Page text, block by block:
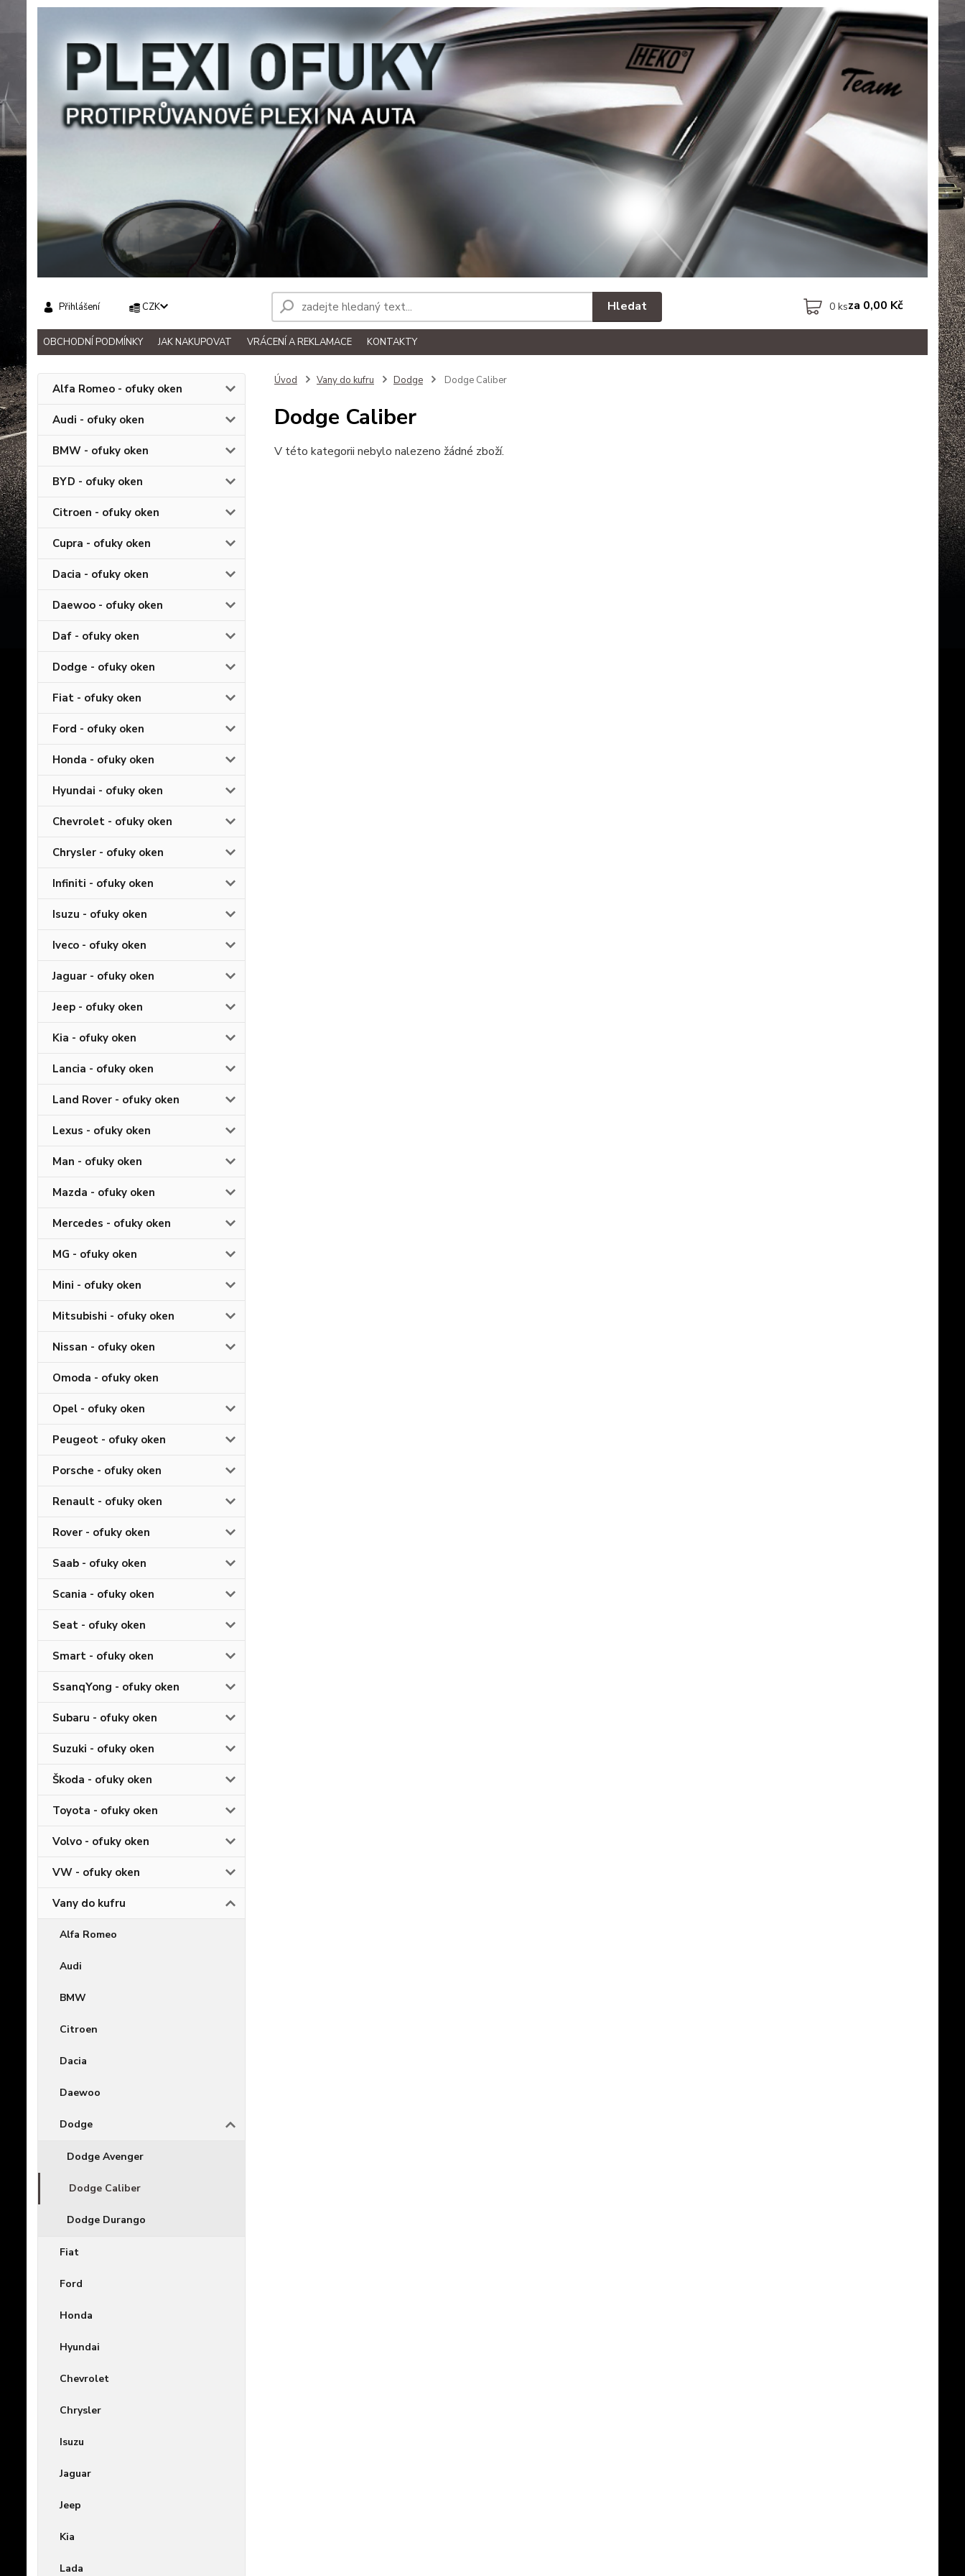
OBCHODNÍ PODMÍNKY JAK NAKUPOVAT VRÁCENÍ A REKLAMACE KONTAKTY
CZK
Přihlášení Hledat 0ksza 0,00 Kč
Alfa Romeo - ofuky oken
Audi - ofuky oken
BMW - ofuky oken
BYD - ofuky oken
Citroen - ofuky oken
Cupra - ofuky oken
Dacia - ofuky oken
Daewoo - ofuky oken
Daf - ofuky oken
Dodge - ofuky oken
Fiat - ofuky oken
Ford - ofuky oken
Honda - ofuky oken
Hyundai - ofuky oken
Chevrolet - ofuky oken
Chrysler - ofuky oken
Infiniti - ofuky oken
Isuzu - ofuky oken
Iveco - ofuky oken
Jaguar - ofuky oken
Jeep - ofuky oken
Kia - ofuky oken
Lancia - ofuky oken
Land Rover - ofuky oken
Lexus - ofuky oken
Man - ofuky oken
Mazda - ofuky oken
Mercedes - ofuky oken
MG - ofuky oken
Mini - ofuky oken
Mitsubishi - ofuky oken
Nissan - ofuky oken
Omoda - ofuky oken
Opel - ofuky oken
Peugeot - ofuky oken
Porsche - ofuky oken
Renault - ofuky oken
Rover - ofuky oken
Saab - ofuky oken
Scania - ofuky oken
Seat - ofuky oken
Smart - ofuky oken
SsanqYong - ofuky oken
Subaru - ofuky oken
Suzuki - ofuky oken
Škoda - ofuky oken
Toyota - ofuky oken
Volvo - ofuky oken
VW - ofuky oken
Vany do kufru
Alfa Romeo
Audi
BMW
Citroen
Dacia
Daewoo
Dodge
Dodge Avenger
Dodge Caliber
Dodge Durango
Fiat
Ford
Honda
Hyundai
Chevrolet
Chrysler
Isuzu
Jaguar
Jeep
Kia
Lada
Úvod Vany do kufru Dodge Dodge Caliber
Dodge Caliber
V této kategorii nebylo nalezeno žádné zboží.